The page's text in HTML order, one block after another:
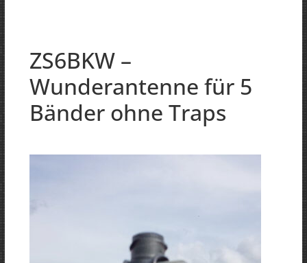
ZS6BKW –
Wunderantenne für 5
Bänder ohne Traps